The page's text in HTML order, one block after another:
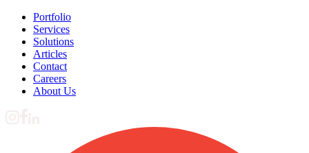
Portfolio
Services
Solutions
Articles
Contact
Careers
About Us